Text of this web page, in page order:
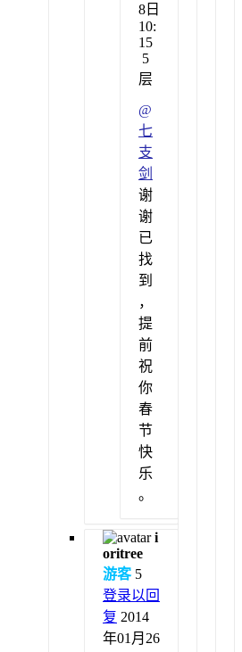
8日
10:
15
5
层
@
七
支
剑
谢
谢
已
找
到
，
提
前
祝
你
春
节
快
乐
。
i
oritree
游客 5
登录以回
复 2014
年01月26